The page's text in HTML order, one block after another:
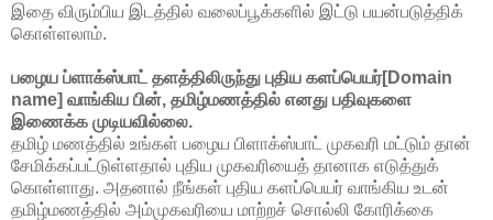
இதை விரும்பிய இடத்தில் வலைப்பூக்களில் இட்டு பயன்படுத்திக்
கொள்ளலாம்.
பழைய ப்ளாக்ஸ்பாட் தளத்திலிருந்து புதிய களப்பெயர்[Domain
name] வாங்கிய பின், தமிழ்மணத்தில் எனது பதிவுகளை
இணைக்க முடியவில்லை.
தமிழ் மணத்தில் உங்கள் பழைய பிளாக்ஸ்பாட் முகவரி மட்டும் தான்
சேமிக்கப்பட்டுள்ளதால் புதிய முகவரியைத் தானாக எடுத்துக்
கொள்ளாது. அதனால் நீங்கள் புதிய களப்பெயர் வாங்கிய உடன்
தமிழ்மணத்தில் அம்முகவரியை மாற்றச் சொல்லி கோரிக்கை